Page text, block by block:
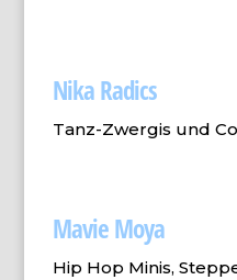
Nika Radics
Tanz-Zwergis und
Mavie Moya
Hip Hop Minis,